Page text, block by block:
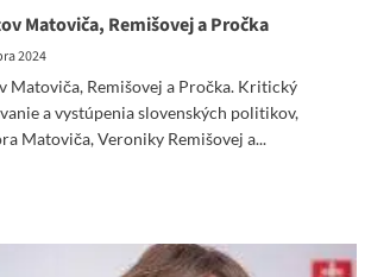
Matoviča, Remišovej a Pročka
2024
Matoviča, Remišovej a Pročka. Kritický
a vystúpenia slovenských politikov,
Matoviča, Veroniky Remišovej a...